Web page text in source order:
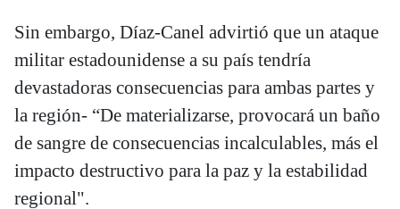
Sin embargo, Díaz-Canel advirtió que un ataque
militar estadounidense a su país tendría
devastadoras consecuencias para ambas partes y
la región- “De materializarse, provocará un baño
de sangre de consecuencias incalculables, más el
impacto destructivo para la paz y la estabilidad
regional".